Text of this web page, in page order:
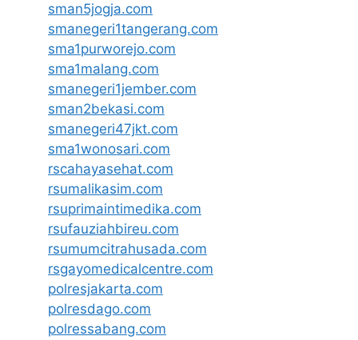
sman5jogja.com
smanegeri1tangerang.com
sma1purworejo.com
sma1malang.com
smanegeri1jember.com
sman2bekasi.com
smanegeri47jkt.com
sma1wonosari.com
rscahayasehat.com
rsumalikasim.com
rsuprimaintimedika.com
rsufauziahbireu.com
rsumumcitrahusada.com
rsgayomedicalcentre.com
polresjakarta.com
polresdago.com
polressabang.com